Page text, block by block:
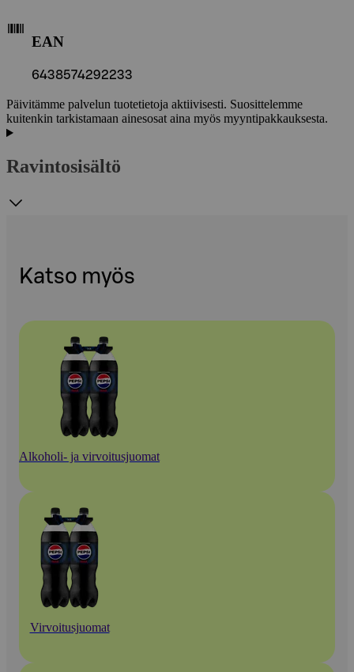
EAN
6438574292233
Päivitämme palvelun tuotetietoja aktiivisesti. Suosittelemme
kuitenkin tarkistamaan ainesosat aina myös myyntipakkauksesta.
Ravintosisältö
Katso myös
Alkoholi- ja virvoitusjuomat
Virvoitusjuomat